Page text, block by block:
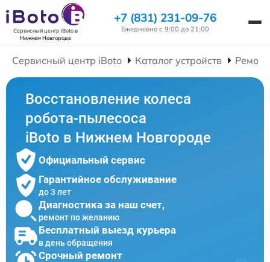
Сервисный центр iBotoв
Нижнем Новгороде
+7 (831) 231-09-76
Ежедневно с 9:00 до 21:00
Сервисный центр iBoto Каталог устройств
Восстановление колеса
робота-пылесоса
iBoto в Нижнем Новгороде
Официальный сервис
Гарантийное обслуживание
до 3 лет
Диагностика за наш счет,
ремонт по желанию
Бесплатный выезд курьера
в день обращения
Срочный ремонт